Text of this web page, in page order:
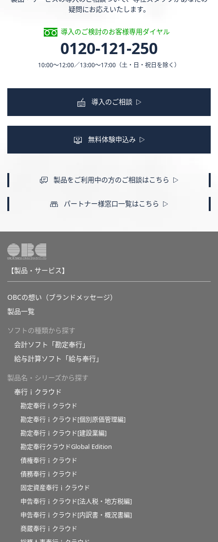
疑問にお応えいたします。
導入のご検討のお客様専用ダイヤル
0120-121-250
10:00〜12:00／13:00〜17:00 （土・日・祝日を除く）
導入のご相談
無料体験申込み
製品をご利用中の方のご相談はこちら
パートナー様窓口一覧はこちら
【製品・サービス】
OBCの想い（ブランドメッセージ）
製品一覧
ソフトの種類から探す
会計ソフト「勘定奉行」
給与計算ソフト「給与奉行」
製品名・シリーズから探す
奉行ｉクラウド
勘定奉行ｉクラウド
勘定奉行ｉクラウド[個別原価管理編]
勘定奉行ｉクラウド[建設業編]
勘定奉行クラウドGlobal Edition
債権奉行ｉクラウド
債務奉行ｉクラウド
固定資産奉行ｉクラウド
申告奉行ｉクラウド[法人税・地方税編]
申告奉行ｉクラウド[内訳書・概況書編]
商蔵奉行ｉクラウド